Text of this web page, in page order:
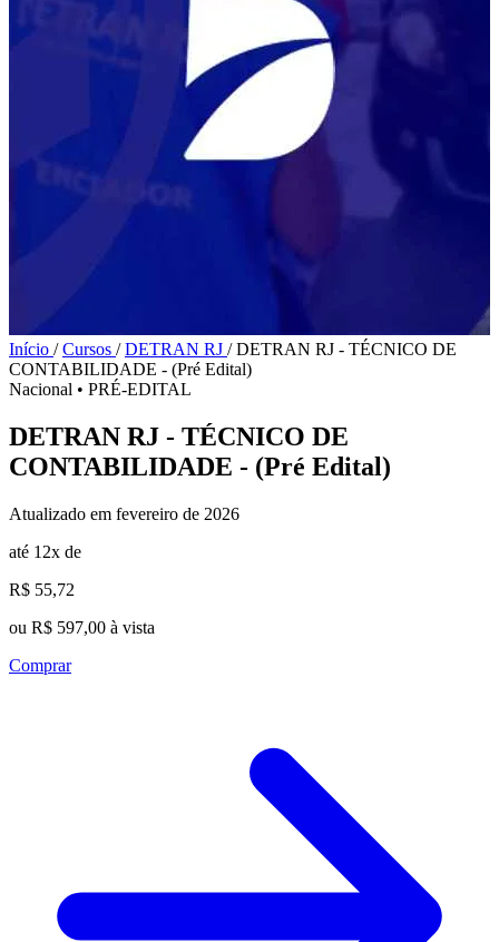
Início / Cursos / DETRAN RJ / DETRAN RJ - TÉCNICO DE
CONTABILIDADE - (Pré Edital)
Nacional • PRÉ-EDITAL
DETRAN RJ - TÉCNICO DE
CONTABILIDADE - (Pré Edital)
Atualizado em fevereiro de 2026
até 12x de
R$ 55,72
ou R$ 597,00 à vista
Comprar